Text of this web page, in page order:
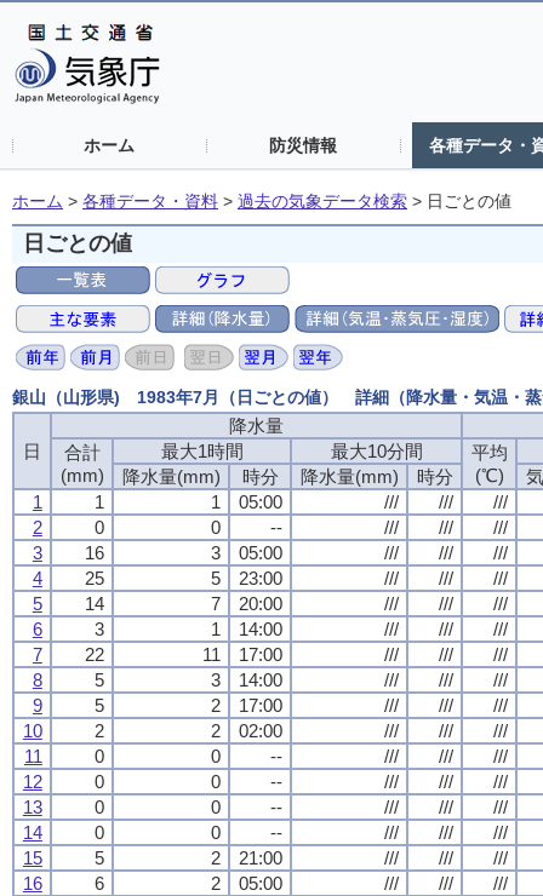
ホーム 防災情報 各種データ・
ホーム > 各種データ・資料 > 過去の気象データ検索 > 日ごとの値
日ごとの値
銀山（山形県) 1983年7月（日ごとの値） 詳細（降水量・気温・蒸
日
降水量
合計
(mm)
最大1時間 最大10分間
平均
(℃)
降水量(mm) 時分 降水量(mm) 時分
1
1 1 05:00 /// ///
///
2
0 0 -- /// ///
///
3
16 3 05:00 /// ///
///
4
25 5 23:00 /// ///
///
5
14 7 20:00 /// ///
///
6
3 1 14:00 /// ///
///
7
22 11 17:00 /// ///
///
8
5 3 14:00 /// ///
///
9
5 2 17:00 /// ///
///
10
2 2 02:00 /// ///
///
11
0 0 -- /// ///
///
12
0 0 -- /// ///
///
13
0 0 -- /// ///
///
14
0 0 -- /// ///
///
15
5 2 21:00 /// ///
///
16
6 2 05:00 /// ///
///